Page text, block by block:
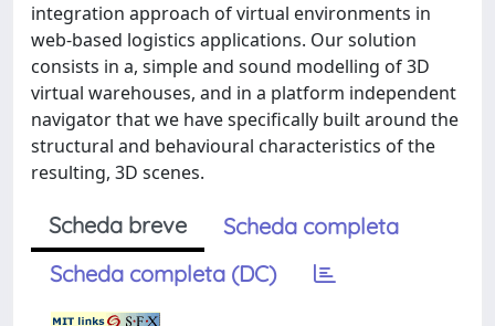
integration approach of virtual environments in
web-based logistics applications. Our solution
consists in a, simple and sound modelling of 3D
virtual warehouses, and in a platform independent
navigator that we have specifically built around the
structural and behavioural characteristics of the
resulting, 3D scenes.
Scheda breve
Scheda completa
Scheda completa (DC)